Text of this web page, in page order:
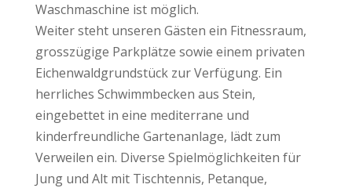
Waschmaschine ist möglich.
Weiter steht unseren Gästen ein Fitnessraum,
grosszügige Parkplätze sowie einem privaten
Eichenwaldgrundstück zur Verfügung. Ein
herrliches Schwimmbecken aus Stein,
eingebettet in eine mediterrane und
kinderfreundliche Gartenanlage, lädt zum
Verweilen ein. Diverse Spielmöglichkeiten für
Jung und Alt mit Tischtennis, Petanque,